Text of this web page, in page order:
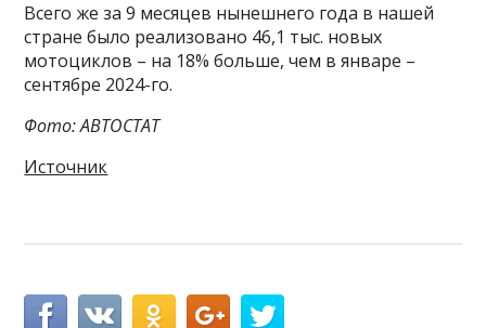
Всего же за 9 месяцев нынешнего года в нашей
стране было реализовано 46,1 тыс. новых
мотоциклов – на 18% больше, чем в январе –
сентябре 2024-го.
Фото: АВТОСТАТ
Источник